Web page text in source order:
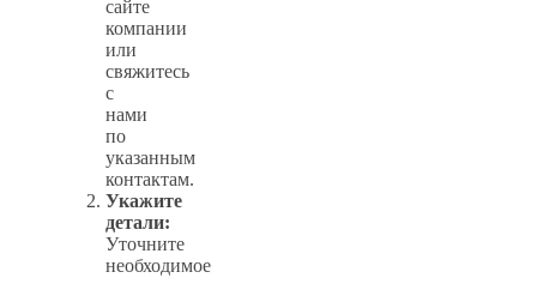
сайте
компании
или
свяжитесь
с
нами
по
указанным
контактам.
Укажите
детали:
Уточните
необходимое